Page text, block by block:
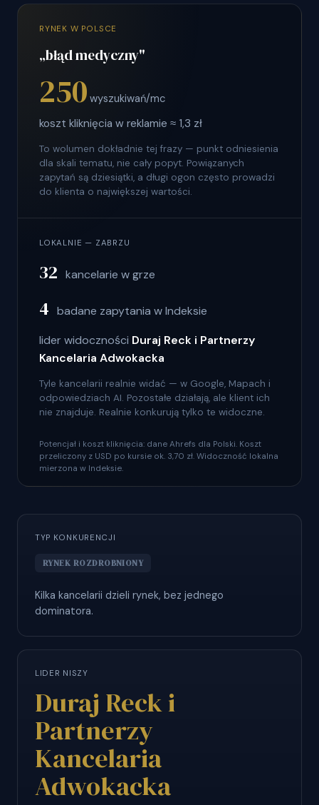
RYNEK W POLSCE
„błąd medyczny"
250 wyszukiwań/mc
koszt kliknięcia w reklamie ≈ 1,3 zł
To wolumen dokładnie tej frazy — punkt odniesienia
dla skali tematu, nie cały popyt. Powiązanych
zapytań są dziesiątki, a długi ogon często prowadzi
do klienta o największej wartości.
LOKALNIE — ZABRZU
32 kancelarie w grze
4 badane zapytania w Indeksie
lider widoczności Duraj Reck i Partnerzy
Kancelaria Adwokacka
Tyle kancelarii realnie widać — w Google, Mapach i
odpowiedziach AI. Pozostałe działają, ale klient ich
nie znajduje. Realnie konkurują tylko te widoczne.
Potencjał i koszt kliknięcia: dane Ahrefs dla Polski. Koszt
przeliczony z USD po kursie ok. 3,70 zł. Widoczność lokalna
mierzona w Indeksie.
TYP KONKURENCJI
RYNEK ROZDROBNIONY
Kilka kancelarii dzieli rynek, bez jednego
dominatora.
LIDER NISZY
Duraj Reck i
Partnerzy
Kancelaria
Adwokacka